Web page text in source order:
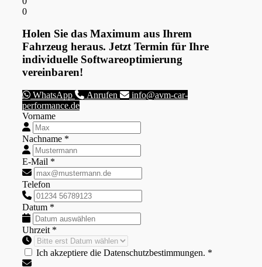
0
Holen Sie das Maximum aus Ihrem
Fahrzeug heraus. Jetzt Termin für Ihre
individuelle Softwareoptimierung
vereinbaren!
WhatsApp Anrufen
info@avm-car-
performance.de
Vorname
Nachname *
E-Mail *
Telefon
Datum *
Uhrzeit *
Ich akzeptiere die Datenschutzbestimmungen. *